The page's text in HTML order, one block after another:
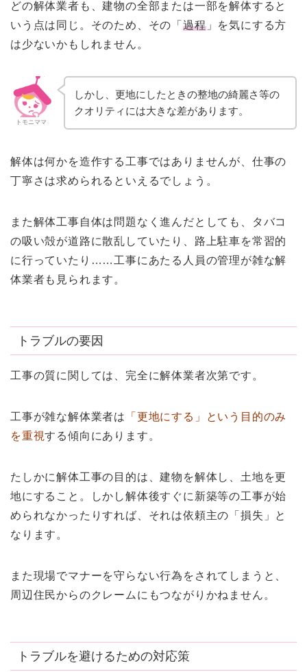
どの解体業者も、建物の全部または一部を解体すると
いう点は同じ。そのため、その「過程」を気にする方
は少ないかもしれません。
トモニママ
しかし、更地にしたときの整地の綺麗さ等の
クオリティには大きな差があります。
解体は何かを造作する工事ではありませんが、仕事の
丁寧さは求められるといえるでしょう。
また解体工事自体は問題なく進んだとしても、タバコ
の吸い殻が道路に散乱していたり、路上駐車を常習的
に行っていたり……工事にあたる人員の管理が雑な解
体業者も見られます。
トラブルの要因
工事の質に関しては、完全に解体業者次第です。
工事が雑な解体業者は
「更地にする」という目的のみ
を重視する傾向にあります。
たしかに解体工事の目的は、建物を解体し、土地を更
地にすること。しかし解体後すぐに新築等の工事が始
められなかったりすれば、それは依頼主の「損失」と
なります。
また現場でマナーを守らない行為をされてしまうと、
周辺住民からのクレームにもつながりかねません。
トラブルを避けるための対応策